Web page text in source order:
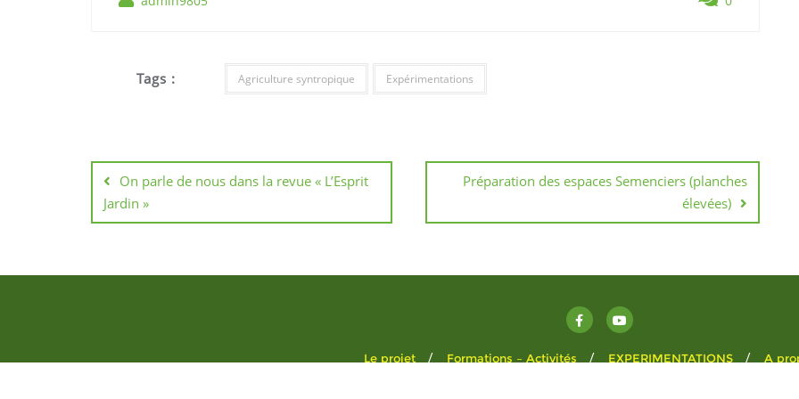
Tags : Agriculture syntropique Expérimentations
Navigation
de
l’article
On parle de nous dans la revue « L’Esprit
Jardin »
Préparation des espaces Semenciers (planches
élevées)
Le projet Formations – Activités EXPERIMENTATIONS A